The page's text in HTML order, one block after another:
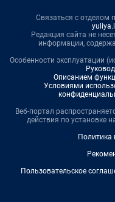
Связаться с отделом
Редакция сайта не
информации,
Особенности эксплуатации
Описанием
Условиями
Веб-портал
действия по установке
Политика
Пользовательское